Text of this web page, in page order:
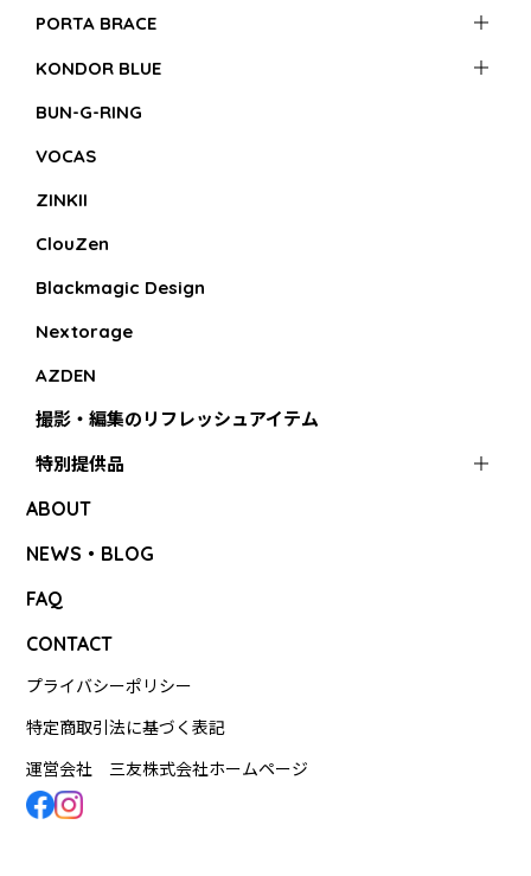
PORTA BRACE
KONDOR BLUE
BUN-G-RING
VOCAS
ZINKII
ClouZen
Blackmagic Design
Nextorage
AZDEN
撮影・編集のリフレッシュアイテム
特別提供品
ABOUT
NEWS・BLOG
FAQ
CONTACT
プライバシーポリシー
特定商取引法に基づく表記
運営会社 三友株式会社ホームページ